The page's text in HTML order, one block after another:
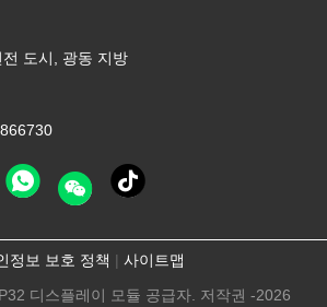
도시, 광동 지방
정보 보호 정책 | 사이트맵
디스플레이 모듈 공급자. 저작권 -2026